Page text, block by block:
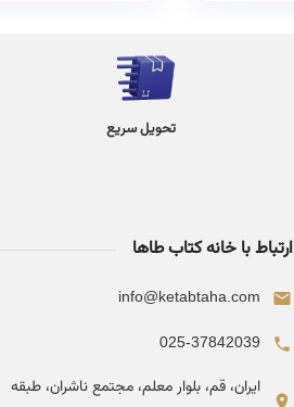
تحویل سریع
ارتباط با خانه کتاب طاها
info@ketabtaha.com
025-37842039
ایران، قم، بلوار معلم، مجتمع ناشران، طبقه